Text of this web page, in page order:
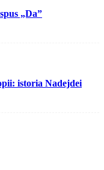
„Da”
istoria Nadejdei